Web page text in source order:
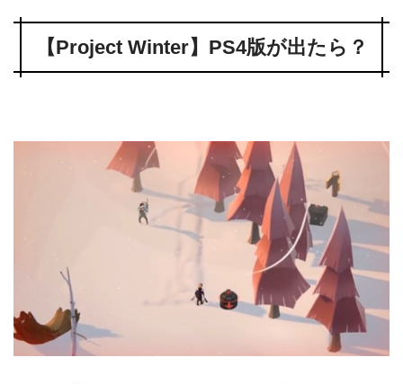
【Project Winter】PS4版が出たら？